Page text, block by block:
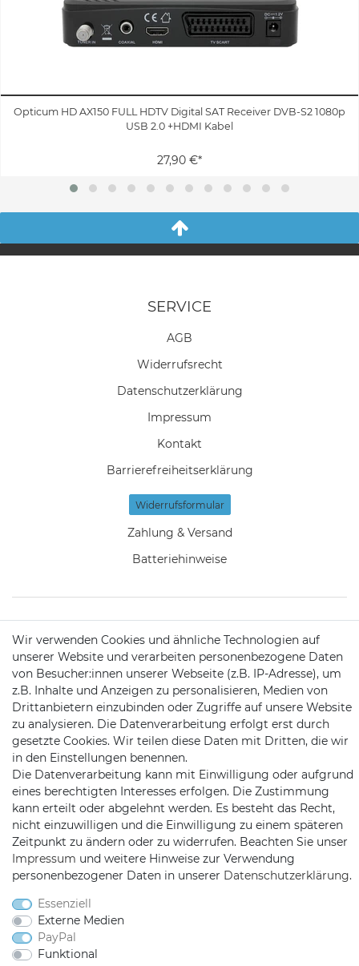
Opticum HD AX150 FULL HDTV Digital SAT Receiver DVB-S2 1080p
USB 2.0 +HDMI Kabel
27,90 €*
SERVICE
AGB
Widerrufs­recht
Daten­schutz­erklärung
Impressum
Kontakt
Barrierefreiheitserklärung
Widerrufs­formular
Zahlung & Versand
Batteriehinweise
KONTAKT
Telefon:09721 / 9453362
Mail:info@satshopping.de
Kopenhagenstr. 4
97424 Schweinfurt
Wir verwenden Cookies und ähnliche Technologien auf
unserer Website und verarbeiten personenbezogene Daten
von Besucher:innen unserer Webseite (z.B. IP-Adresse), um
z.B. Inhalte und Anzeigen zu personalisieren, Medien von
Drittanbietern einzubinden oder Zugriffe auf unsere Website
zu analysieren. Die Datenverarbeitung erfolgt erst durch
gesetzte Cookies. Wir teilen diese Daten mit Dritten, die wir
in den Einstellungen benennen.
Die Datenverarbeitung kann mit Einwilligung oder aufgrund
eines berechtigten Interesses erfolgen. Die Zustimmung
kann erteilt oder abgelehnt werden. Es besteht das Recht,
nicht einzuwilligen und die Einwilligung zu einem späteren
Zeitpunkt zu ändern oder zu widerrufen. Beachten Sie unser
Impressum und weitere Hinweise zur Verwendung
personenbezogener Daten in unserer Daten­schutz­erklärung.
Essenziell
Externe Medien
PayPal
Funktional